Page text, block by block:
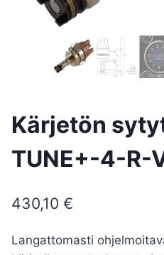
Kärjetön
TUNE+-4-R-
430,10 €
Langattomasti